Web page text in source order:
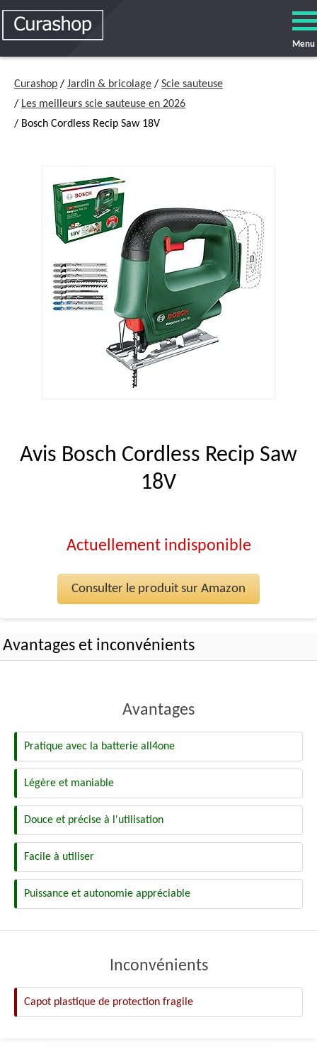
Menu
Curashop / Jardin & bricolage / Scie sauteuse
/ Les meilleurs scie sauteuse en 2026
/ Bosch Cordless Recip Saw 18V
Avis Bosch Cordless Recip Saw
18V
Actuellement indisponible
Consulter le produit sur Amazon
Avantages et inconvénients
Avantages
Pratique avec la batterie all4one
Légère et maniable
Douce et précise à l'utilisation
Facile à utiliser
Puissance et autonomie appréciable
Inconvénients
Capot plastique de protection fragile